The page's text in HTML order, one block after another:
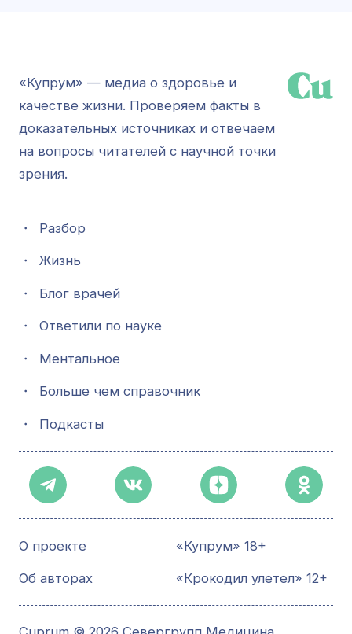
«Купрум» — медиа о здоровье и
качестве жизни. Проверяем факты в
доказательных источниках и отвечаем
на вопросы читателей с научной точки
зрения.
・ Разбор
・ Жизнь
・ Блог врачей
・ Ответили по науке
・ Ментальное
・ Больше чем справочник
・ Подкасты
О проекте
Об авторах
«Купрум» 18+
«Крокодил улетел» 12+